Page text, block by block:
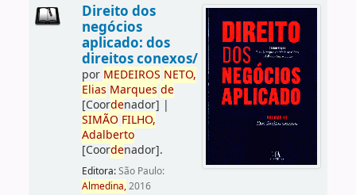
Direito dos
negócios
aplicado: dos
direitos conexos/
por MEDEIROS NETO,
Elias Marques de
[Coordenador] |
SIMÃO FILHO,
Adalberto
[Coordenador].
Editora:São Paulo:
Almedina,2016